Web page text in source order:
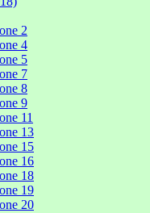
2
4
5
7
8
9
11
13
15
16
18
19
20